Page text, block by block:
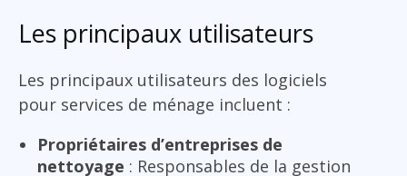
Les principaux utilisateurs
Les principaux utilisateurs des logiciels
pour services de ménage incluent :
Propriétaires d’entreprises de
nettoyage : Responsables de la gestion